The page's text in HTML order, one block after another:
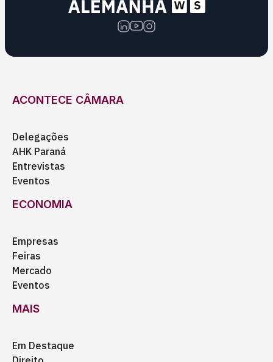
ACONTECE CÂMARA
Delegações
AHK Paraná
Entrevistas
Eventos
ECONOMIA
Empresas
Feiras
Mercado
Eventos
MAIS
Em Destaque